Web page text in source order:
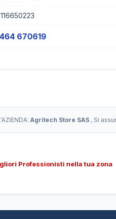
670619
Agritech Store SAS , Si
Professionisti nella tua zona